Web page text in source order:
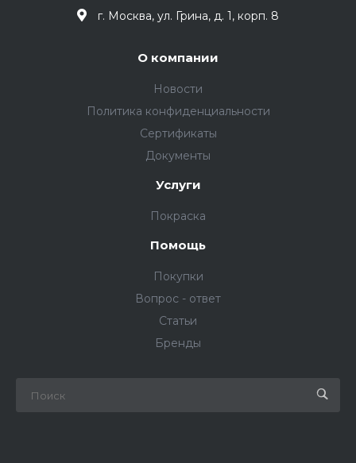
г. Москва, ул. Грина, д. 1, корп. 8
О компании
Новости
Политика конфиденциальности
Сертификаты
Документы
Услуги
Покраска
Помощь
Покупки
Вопрос - ответ
Статьи
Бренды